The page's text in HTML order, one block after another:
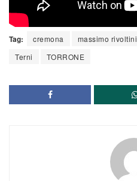
Tag: cremona massimo rivoltini
Terni
TORRONE